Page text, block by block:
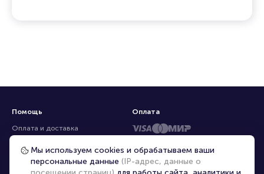
Помощь
Оплата и доставка
Частые вопросы
Перепродажа билетов
Оплата
Мы используем cookies и обрабатываем ваши
персональные данные (IP-адрес, данные о